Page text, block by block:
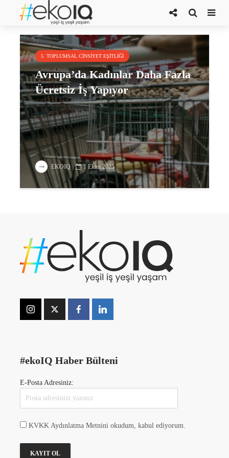
ücretsiz iş
5. TOPLUMSAL CINSIYET EŞITLIĞI
Avrupa’da Kadınlar Daha Fazla
Ücretsiz İş Yapıyor
EKOIQ 1 Ekim 2025
#ekoIQ Haber Bülteni
E-Posta Adresiniz:
KVKK Aydınlatma Metnini okudum, kabul ediyorum.